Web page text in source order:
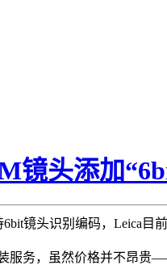
镜头添加
镜头识别编码，Leica目
服务，虽然价格并不昂贵